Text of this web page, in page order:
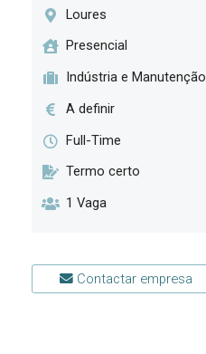
Loures
Presencial
Indústria e Manutenção
A definir
Full-Time
Termo certo
1 Vaga
Contactar empresa